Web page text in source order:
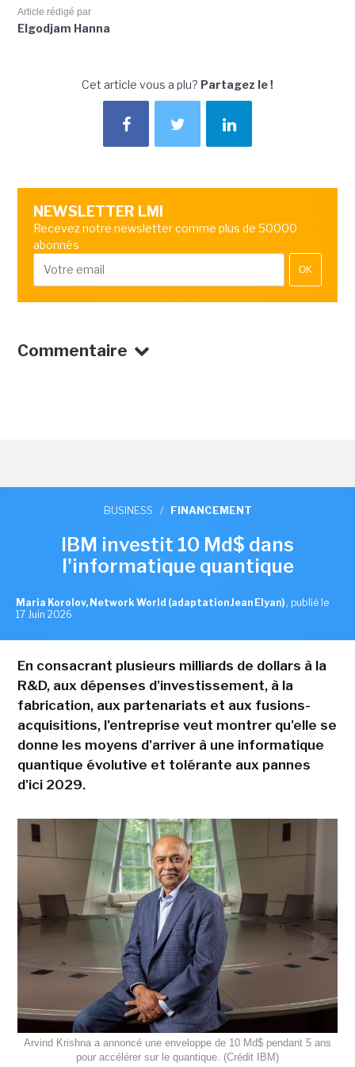
Article rédigé par
Elgodjam Hanna
Cet article vous a plu? Partagez le !
NEWSLETTER LMI
Recevez notre newsletter comme plus de 50000
abonnés
OK
Commentaire
BUSINESS / FINANCEMENT
IBM investit 10 Md$ dans
l'informatique quantique
Maria Korolov, Network World (adaptation Jean Elyan) , publié le
17 Juin 2026
En consacrant plusieurs milliards de dollars à la
R&D, aux dépenses d'investissement, à la
fabrication, aux partenariats et aux fusions-
acquisitions, l'entreprise veut montrer qu'elle se
donne les moyens d'arriver à une informatique
quantique évolutive et tolérante aux pannes
d'ici 2029.
Arvind Krishna a annoncé une enveloppe de 10 Md$ pendant 5 ans
pour accélérer sur le quantique. (Crédit IBM)